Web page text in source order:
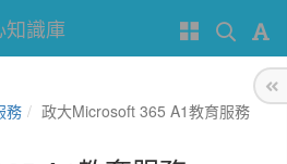
知識庫
務 政大Microsoft 365 A1教育服務